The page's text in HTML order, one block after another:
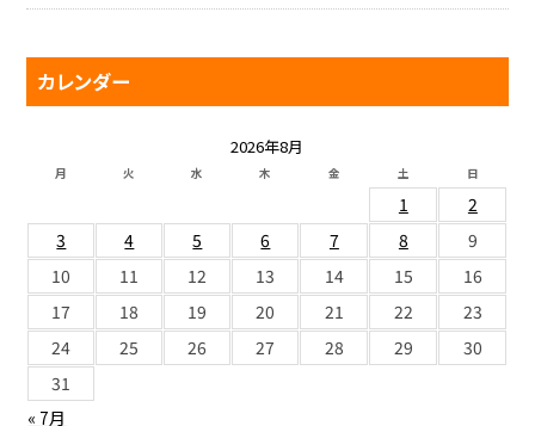
カレンダー
2026年8月
月 火 水 木 金 土 日
« 7月
1
2
3
4 5 6 7 8
9
10
11 12 13 14 15
16
17
18 19 20 21 22
23
24
25 26 27 28 29
30
31